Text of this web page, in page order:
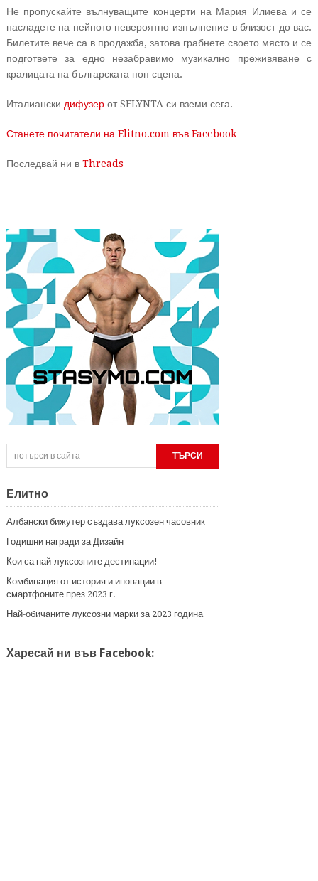
Не пропускайте вълнуващите концерти на Мария Илиева и се
насладете на нейното невероятно изпълнение в близост до вас.
Билетите вече са в продажба, затова грабнете своето място и се
подгответе за едно незабравимо музикално преживяване с
кралицата на българската поп сцена.
Италиански дифузерот SELYNTA си вземи сега.
Станете почитатели на Elitno.com във Facebook
Последвай ни в Threads
Елитно
Албански бижутер създава луксозен часовник
Годишни награди за Дизайн
Кои са най-луксозните дестинации!
Комбинация от история и иновации в
смартфоните през 2023 г.
Най-обичаните луксозни марки за 2023 година
Харесай ни във Facebook: